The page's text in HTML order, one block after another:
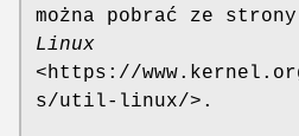
można pobrać ze
Linux
<https://
s/util-linux/>.